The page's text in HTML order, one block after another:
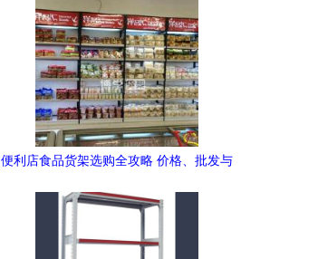
便利店食品货架选购全攻略 价格、批发与